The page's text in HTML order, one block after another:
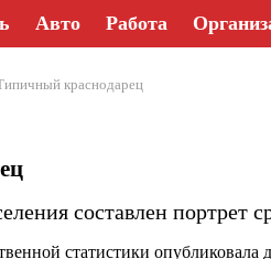
Авто Работа
краснодарец
составлен портрет
статистики